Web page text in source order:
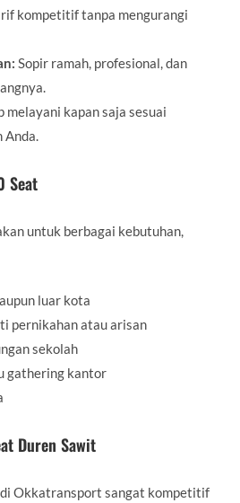
kompetitif tanpa mengurangi
Sopir ramah, profesional, dan
melayani kapan saja sesuai
Anda.
Seat
untuk berbagai kebutuhan,
luar kota
pernikahan atau arisan
sekolah
gathering kantor
Duren Sawit
Okkatransport sangat kompetitif